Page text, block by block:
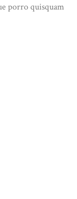
porro quisquam